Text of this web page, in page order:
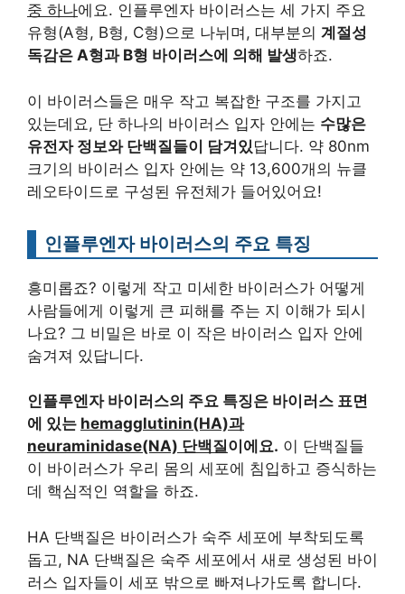
중 하나에요. 인플루엔자 바이러스는 세 가지 주요
유형(A형, B형, C형)으로 나뉘며, 대부분의 계절성
독감은 A형과 B형 바이러스에 의해 발생하죠.
이 바이러스들은 매우 작고 복잡한 구조를 가지고
있는데요, 단 하나의 바이러스 입자 안에는 수많은
유전자 정보와 단백질들이 담겨있 답니다. 약 80nm
크기의 바이러스 입자 안에는 약 13,600개의 뉴클
레오타이드로 구성된 유전체가 들어있어요!
인플루엔자 바이러스의 주요 특징
흥미롭죠? 이렇게 작고 미세한 바이러스가 어떻게
사람들에게 이렇게 큰 피해를 주는 지 이해가 되시
나요? 그 비밀은 바로 이 작은 바이러스 입자 안에
숨겨져 있답니다.
인플루엔자 바이러스의 주요 특징은 바이러스 표면
에 있는 hemagglutinin(HA)과
neuraminidase(NA) 단백질이에요. 이 단백질들
이 바이러스가 우리 몸의 세포에 침입하고 증식하는
데 핵심적인 역할을 하죠.
HA 단백질은 바이러스가 숙주 세포에 부착되도록
돕고, NA 단백질은 숙주 세포에서 새로 생성된 바이
러스 입자들이 세포 밖으로 빠져나가도록 합니다.